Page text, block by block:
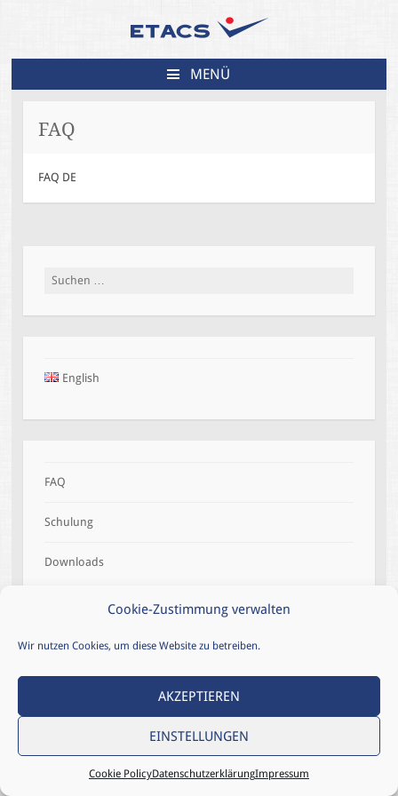
Cookie-Zustimmung verwalten
Wir nutzen Cookies, um diese Website zu betreiben.
AKZEPTIEREN
EINSTELLUNGEN
Cookie PolicyDatenschutzerklärungImpressum
MENÜ
ZUM
SPRINGEN
FAQ
FAQ DE
Suchen
English
FAQ
Schulung
Downloads
VERFAHRENSVERZEICHNIS
COOKIE POLICY (EU)